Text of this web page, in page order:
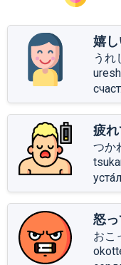
嬉
うれ
疲
つか
怒
おこ